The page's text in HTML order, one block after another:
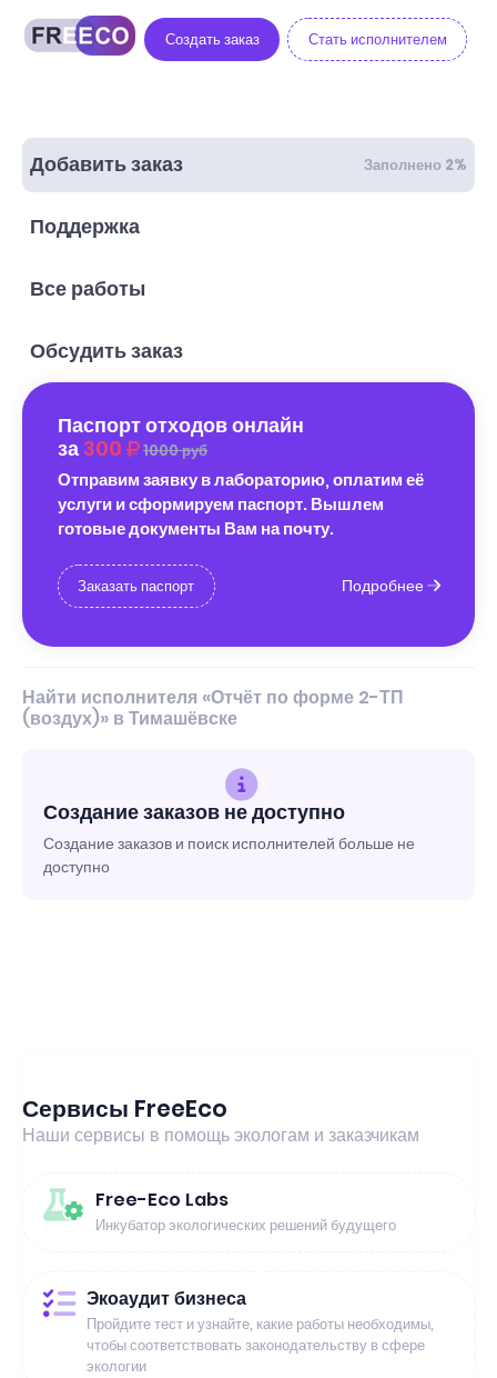
Создать заказ Стать исполнителем
Добавить заказ Заполнено 2%
Поддержка
Все работы
Обсудить заказ
Паспорт отходов онлайн
за 300 1000 руб
Отправим заявку в лабораторию, оплатим её
услуги и сформируем паспорт. Вышлем
готовые документы Вам на почту.
Заказать паспорт Подробнее
Найти исполнителя «Отчёт по форме 2-ТП
(воздух)» в Тимашёвске
Создание заказов не доступно
Создание заказов и поиск исполнителей больше не
доступно
Сервисы FreeEco
Наши сервисы в помощь экологам и заказчикам
Free-Eco Labs
Инкубатор экологических решений будущего
Экоаудит бизнеса
Пройдите тест и узнайте, какие работы необходимы,
чтобы соответствовать законодательству в сфере
экологии